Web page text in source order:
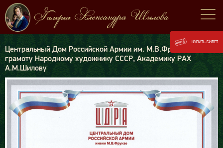
Центральный Дом Российской Армии им. М.В.Фрунзе передал
грамоту Народному художнику СССР, Академику РАХ
А.М.Шилову
КУПИТЬ БИЛЕТ